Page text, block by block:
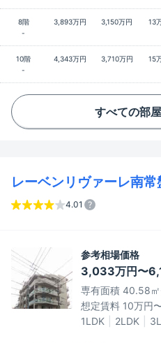
8階 3,893万円 3,150万円 13
-
10階 4,343万円 3,710万円 15
-
すべての部
レーベンリヴァーレ南常
4.01
参考相場価格
3,033万円〜
専有面積 40.58
想定賃料 10万円
1LDK
2LDK